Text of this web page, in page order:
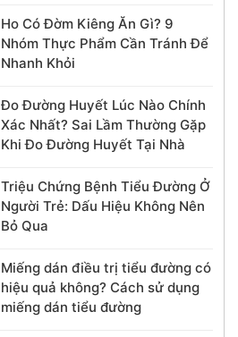
Ho Có Đờm Kiêng Ăn Gì? 9
Nhóm Thực Phẩm Cần Tránh Để
Nhanh Khỏi
Đo Đường Huyết Lúc Nào Chính
Xác Nhất? Sai Lầm Thường Gặp
Khi Đo Đường Huyết Tại Nhà
Triệu Chứng Bệnh Tiểu Đường Ở
Người Trẻ: Dấu Hiệu Không Nên
Bỏ Qua
Miếng dán điều trị tiểu đường có
hiệu quả không? Cách sử dụng
miếng dán tiểu đường